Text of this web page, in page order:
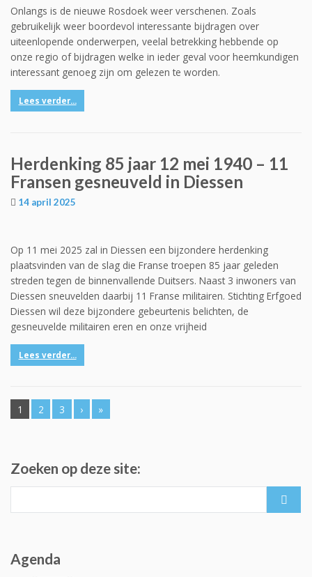
Onlangs is de nieuwe Rosdoek weer verschenen. Zoals
gebruikelijk weer boordevol interessante bijdragen over
uiteenlopende onderwerpen, veelal betrekking hebbende op
onze regio of bijdragen welke in ieder geval voor heemkundigen
interessant genoeg zijn om gelezen te worden.
Lees verder...
Herdenking 85 jaar 12 mei 1940 – 11
Fransen gesneuveld in Diessen
14 april 2025
Op 11 mei 2025 zal in Diessen een bijzondere herdenking
plaatsvinden van de slag die Franse troepen 85 jaar geleden
streden tegen de binnenvallende Duitsers. Naast 3 inwoners van
Diessen sneuvelden daarbij 11 Franse militairen. Stichting Erfgoed
Diessen wil deze bijzondere gebeurtenis belichten, de
gesneuvelde militairen eren en onze vrijheid
Lees verder...
1 2 3 › »
Zoeken op deze site:
Agenda